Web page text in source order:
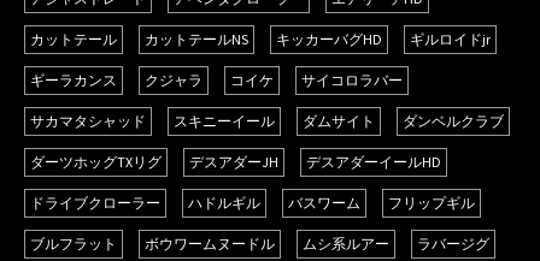
カットテール カットテールNS キッカーバグHD ギルロイドjr
ギーラカンス クジャラ コイケ サイコロラバー
サカマタシャッド スキニーイール ダムサイト ダンベルクラブ
ダーツホッグTXリグ デスアダーJH デスアダーイールHD
ドライブクローラー ハドルギル バスワーム フリップギル
ブルフラット ボウワームヌードル ムシ系ルアー ラバージグ